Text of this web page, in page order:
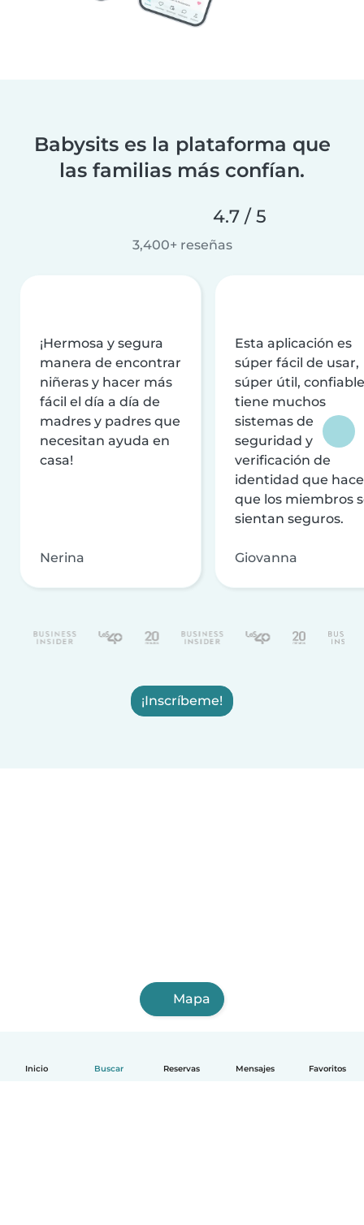
Inicio Buscar Reservas Mensajes Favoritos
Babysits es la plataforma que
las familias más confían.
4.7 / 5
3,400+ reseñas
¡Hermosa y segura
manera de encontrar
niñeras y hacer más
fácil el día a día de
madres y padres que
necesitan ayuda en
casa!
Nerina
Esta aplicación es
súper fácil de usar,
súper útil,
tiene muchos
sistemas de
seguridad y
verificación de
identidad que
que los miembros
sientan seguros.
Giovanna
¡Inscríbeme!
Mapa